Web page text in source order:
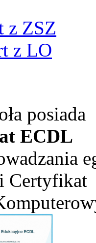
z ZSZ
z LO
posiada
ECDL
Certyfikat